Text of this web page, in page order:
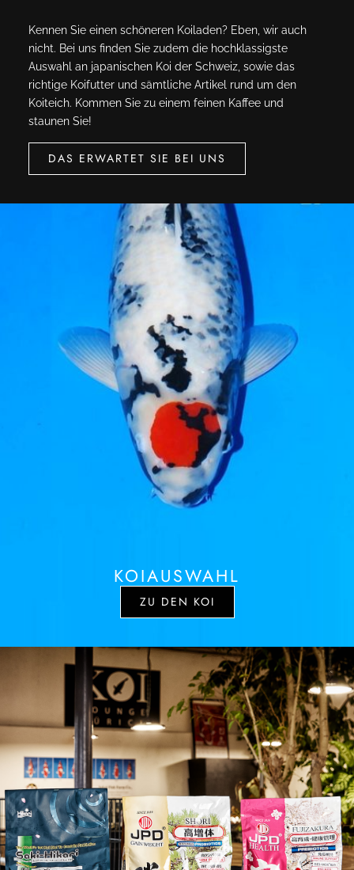
Kennen Sie einen schöneren Koiladen? Eben, wir auch
nicht. Bei uns finden Sie zudem die hochklassigste
Auswahl an japanischen Koi der Schweiz, sowie das
richtige Koifutter und sämtliche Artikel rund um den
Koiteich. Kommen Sie zu einem feinen Kaffee und
staunen Sie!
DAS ERWARTET SIE BEI UNS
KOIAUSWAHL
ZU DEN KOI